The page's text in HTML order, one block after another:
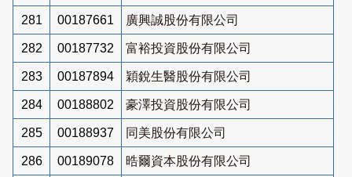
281 00187661 廣興誠股份有限公司
282 00187732 富裕投資股份有限公司
283 00187894 穎銳生醫股份有限公司
284 00188802 豪澤投資股份有限公司
285 00188937 同美股份有限公司
286 00189078 晧爾資本股份有限公司